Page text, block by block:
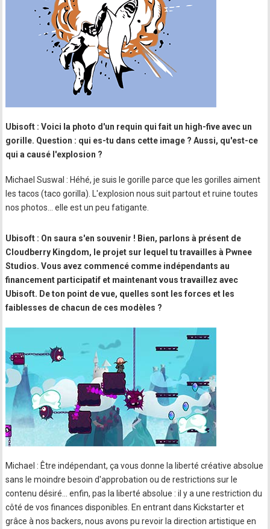
Ubisoft : Voici la photo d'un requin qui fait un high-five avec un
gorille. Question : qui es-tu dans cette image ? Aussi, qu'est-ce
qui a causé l'explosion ?
Michael Suswal : Héhé, je suis le gorille parce que les gorilles aiment
les tacos (taco gorilla). L'explosion nous suit partout et ruine toutes
nos photos… elle est un peu fatigante.
Ubisoft : On saura s'en souvenir ! Bien, parlons à présent de
Cloudberry Kingdom, le projet sur lequel tu travailles à Pwnee
Studios. Vous avez commencé comme indépendants au
financement participatif et maintenant vous travaillez avec
Ubisoft. De ton point de vue, quelles sont les forces et les
faiblesses de chacun de ces modèles ?
Michael : Être indépendant, ça vous donne la liberté créative absolue
sans le moindre besoin d'approbation ou de restrictions sur le
contenu désiré… enfin, pas la liberté absolue : il y a une restriction du
côté de vos finances disponibles. En entrant dans Kickstarter et
grâce à nos backers, nous avons pu revoir la direction artistique en